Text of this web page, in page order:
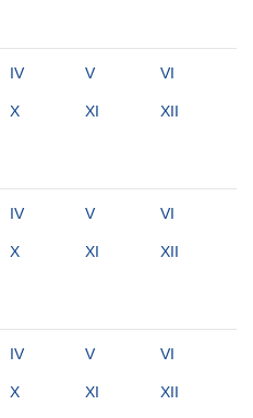
IV V VI
X XI XII
IV V VI
X XI XII
IV V VI
X XI XII